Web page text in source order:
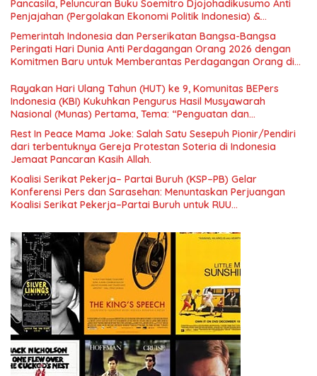
Pancasila, Peluncuran Buku Soemitro Djojohadikusumo Anti
Penjajahan (Pergolakan Ekonomi Politik Indonesia) &
Simposium Nasional “Urgensi Undang-Undang Perekonomian
Nasional dan Kesejahteraan Sosial dalam Menata Bangsa
Menuju Indonesia Emas 2045”,
Pemerintah Indonesia dan Perserikatan Bangsa-Bangsa
Peringati Hari Dunia Anti Perdagangan Orang 2026 dengan
Komitmen Baru untuk Memberantas Perdagangan Orang di
Rayakan Hari Ulang Tahun (HUT) ke 9, Komunitas BEPers
Indonesia (KBI) Kukuhkan Pengurus Hasil Musyawarah
Nasional (Munas) Pertama, Tema: “Penguatan dan
Pengembangan Organisasi KBI yang Berbasis Riset di seluruh
Indonesia dan Mancanegara”.
Rest In Peace Mama Joke: Salah Satu Sesepuh Pionir/Pendiri
dari terbentuknya Gereja Protestan Soteria di Indonesia
Jemaat Pancaran Kasih Allah.
Koalisi Serikat Pekerja– Partai Buruh (KSP–PB) Gelar
Konferensi Pers dan Sarasehan: Menuntaskan Perjuangan
Koalisi Serikat Pekerja–Partai Buruh untuk RUU